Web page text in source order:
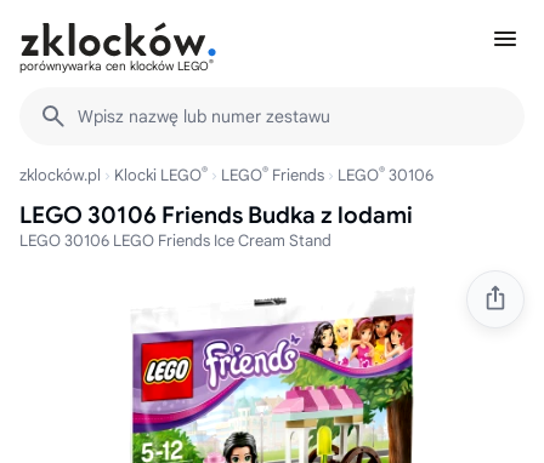
porównywarka cen klocków LEGO®
Wpisz nazwę lub numer zestawu
zklocków.pl Klocki LEGO® LEGO® Friends LEGO® 30106
LEGO 30106 Friends Budka z lodami
LEGO 30106 LEGO Friends Ice Cream Stand